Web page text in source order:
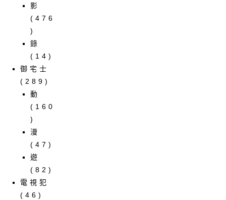
影
(476
)
錄
(14)
御宅士
(289)
動
(160
)
漫
(47)
遊
(82)
電視犯
(46)